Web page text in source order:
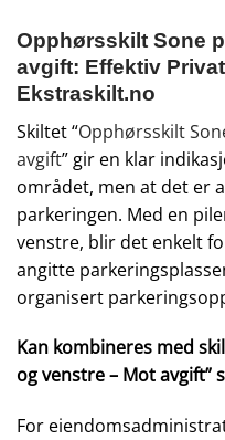
Opphørsskilt Sone
avgift: Effektiv
Ekstraskilt.no
Skiltet “Opphørsskilt
avgift” gir en klar
området, men at det er
parkeringen. Med en
venstre, blir det enkelt
angitte
organisert
Kan kombineres med
og venstre – Mot avgift”
For